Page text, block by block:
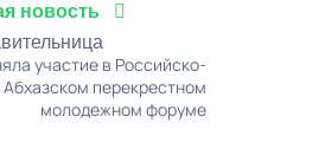
новость
участие в Российско-
Абхазском перекрестном
молодежном форуме